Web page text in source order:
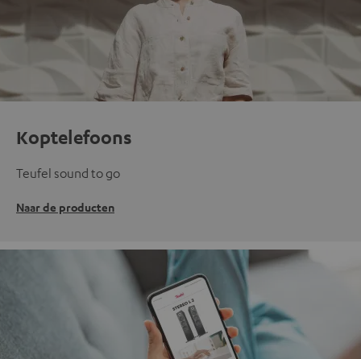
Koptelefoons
Teufel sound to go
Naar de producten